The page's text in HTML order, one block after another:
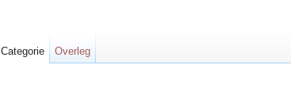
Categorie Overleg